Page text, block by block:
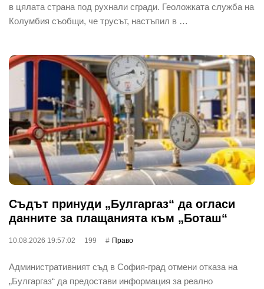
в цялата страна под рухнали сгради. Геоложката служба на
Колумбия съобщи, че трусът, настъпил в …
Съдът принуди „Булгаргаз“ да огласи
данните за плащанията към „Боташ“
10.08.2026 19:57:02 199 Право
Административният съд в София-град отмени отказа на
„Булгаргаз“ да предостави информация за реално